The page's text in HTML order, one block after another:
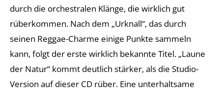
durch die orchestralen Klänge, die wirklich gut
rüberkommen. Nach dem „Urknall“, das durch
seinen Reggae-Charme einige Punkte sammeln
kann, folgt der erste wirklich bekannte Titel. „Laune
der Natur“ kommt deutlich stärker, als die Studio-
Version auf dieser CD rüber. Eine unterhaltsame